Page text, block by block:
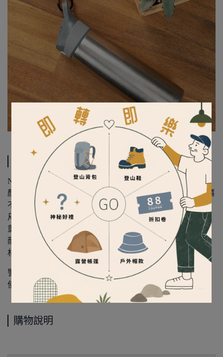
規格說明
NITE IZE S-Biner 3號 S型不銹鋼雙面扣環/8字扣
顏色/型號：銀色 SB3-03-11、黑色 SB3-03-01 (不同顏色售價
不同，個別販售)
尺寸：6.68cm x 2.87cm
重量：18 公克
耐重能力：約 11 公斤
材質：主體為不鏽鋼、開口卡榫為不鏽鋼線
警告:不要在物品脫落時會導致人身傷害或財產損失的地方
使用該產品。不適用於攀登活動。
購物說明